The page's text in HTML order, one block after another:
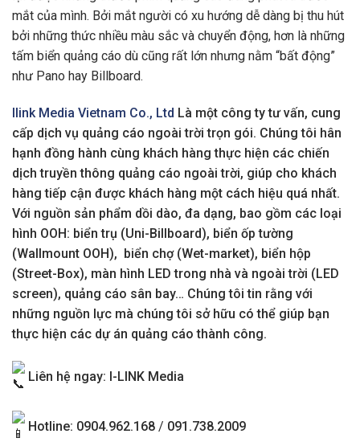
mắt của mình. Bởi mắt người có xu hướng dễ dàng bị thu hút
bởi những thức nhiều màu sắc và chuyển động, hơn là những
tấm biển quảng cáo dù cũng rất lớn nhưng nằm “bất động”
như Pano hay Billboard.
Ilink Media Vietnam Co., Ltd Là một công ty tư vấn, cung
cấp dịch vụ quảng cáo ngoài trời trọn gói. Chúng tôi hân
hạnh đồng hành cùng khách hàng thực hiện các chiến
dịch truyền thông quảng cáo ngoài trời, giúp cho khách
hàng tiếp cận được khách hàng một cách hiệu quá nhất.
Với nguồn sản phẩm dồi dào, đa dạng, bao gồm các loại
hình OOH: biển trụ (Uni-Billboard), biển ốp tường
(Wallmount OOH), biển chợ (Wet-market), biển hộp
(Street-Box), màn hình LED trong nhà và ngoài trời (LED
screen), quảng cáo sân bay… Chúng tôi tin rằng với
những nguồn lực mà chúng tôi sở hữu có thể giúp bạn
thực hiện các dự án quảng cáo thành công.
Liên hệ ngay: I-LINK Media
Hotline: 0904.962.168 / 091.738.2009